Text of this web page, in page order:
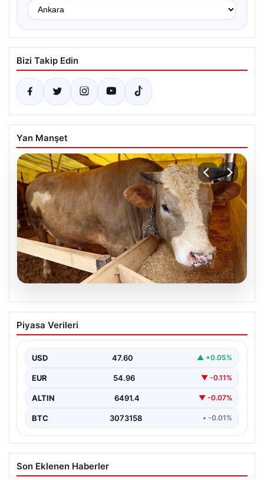
Bizi Takip Edin
Yan Manşet
Kurbanlık fiyatları il il sorgulama ekranı
2026: Büyükbaş ve küçükbaş canlı kilo
ve tüm illerin kurbanlık fiyatları
Piyasa Verileri
USD 47.60 ▲ +0.05%
EUR 54.96 ▼ -0.11%
ALTIN 6491.4 ▼ -0.07%
BTC 3073158 • -0.01%
Son Eklenen Haberler